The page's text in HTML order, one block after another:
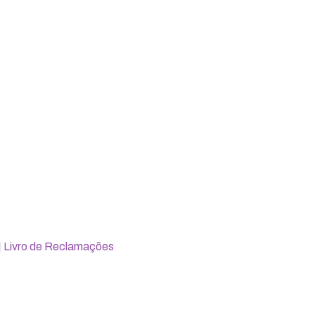
Livro de Reclamações